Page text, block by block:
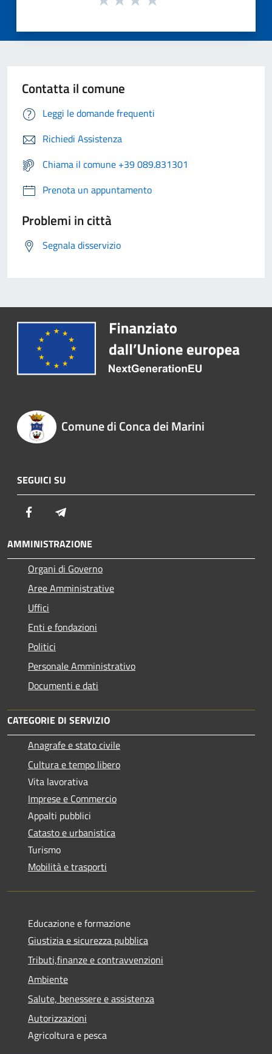
Contatta il comune
Leggi le domande frequenti
Richiedi Assistenza
Chiama il comune +39 089.831301
Prenota un appuntamento
Problemi in città
Segnala disservizio
Comune di Conca dei Marini
SEGUICI SU
Facebook
AMMINISTRAZIONE
Organi di Governo
Aree Amministrative
Uffici
Enti e fondazioni
Politici
Personale Amministrativo
Documenti e dati
CATEGORIE DI SERVIZIO
Anagrafe e stato civile
Cultura e tempo libero
Vita lavorativa
Imprese e Commercio
Appalti pubblici
Catasto e urbanistica
Turismo
Mobilità e trasporti
Educazione e formazione
Giustizia e sicurezza pubblica
Tributi,finanze e contravvenzioni
Ambiente
Salute, benessere e assistenza
Autorizzazioni
Agricoltura e pesca